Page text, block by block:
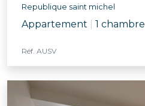
Republique saint michel
Appartement 1 chambre
Réf. AUSV